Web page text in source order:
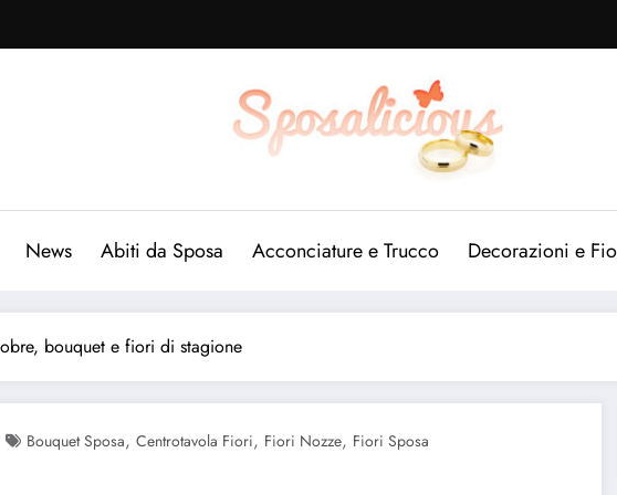
News Abiti da Sposa Acconciature e Trucco Decorazioni e
bouquet e fiori di stagione
Bouquet Sposa, Centrotavola Fiori, Fiori Nozze, Fiori Sposa